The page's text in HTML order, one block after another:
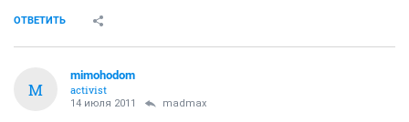
ОТВЕТИТЬ
M
mimohodom
activist
14 июля 2011 madmax